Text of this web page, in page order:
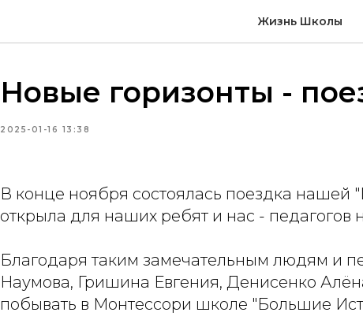
Жизнь Школы
Новые горизонты -
2025-01-16 13:38
В конце ноября состоялась поездка нашей
открыла для наших ребят и нас - педагогов
Благодаря таким замечательным людям и
Наумова, Гришина Евгения, Денисенко
побывать в Монтессори школе "Большие